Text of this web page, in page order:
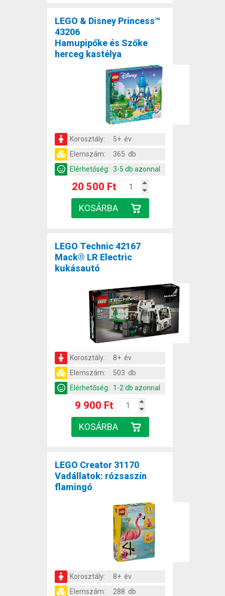
LEGO & Disney Princess™
43206
Hamupipőke és Szőke
herceg kastélya
Korosztály:
5+ év
Elemszám:
365 db
Elérhetőség: 3-5 db azonnal
20 500 Ft
LEGO Technic 42167
Mack® LR Electric
kukásautó
Korosztály:
8+ év
Elemszám:
503 db
Elérhetőség: 1-2 db azonnal
9 900 Ft
LEGO Creator 31170
Vadállatok: rózsaszín
flamingó
Korosztály:
8+ év
Elemszám:
288 db